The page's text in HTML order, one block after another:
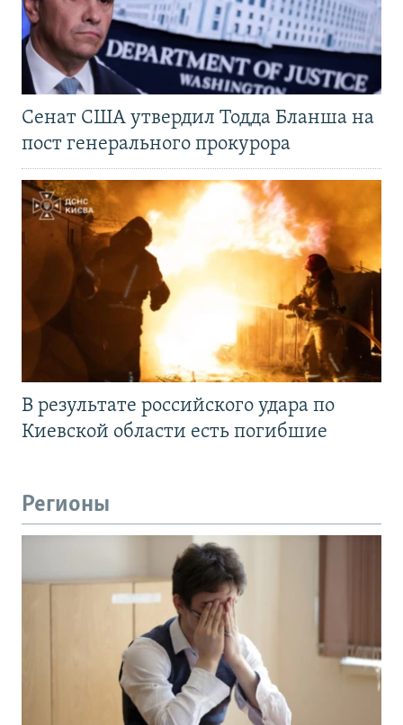
Сенат США утвердил Тодда Бланша на
пост генерального прокурора
В результате российского удара по
Киевской области есть погибшие
Регионы